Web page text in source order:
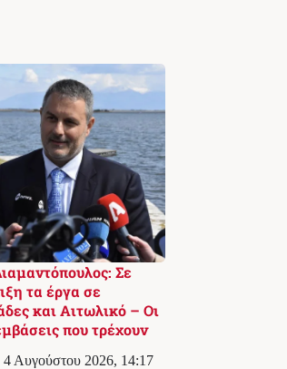
Σε
τα έργα σε
και Αιτωλικό – Οι
που τρέχουν
4 Αυγούστου 2026, 14:17